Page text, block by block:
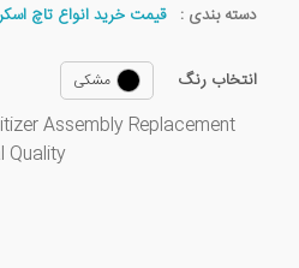
دسته بندی : قیمت خرید انواع تاچ
انتخاب رنگ مشکی
Assembly Replacement
Quality